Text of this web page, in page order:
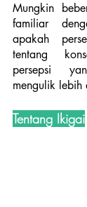
Mungkin
familiar
apakah
tentang
persepsi
mengulik
Tentang Ikigai